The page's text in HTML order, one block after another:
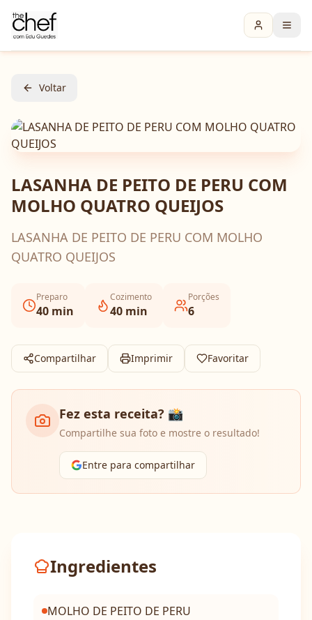
Voltar
LASANHA DE PEITO DE PERU COM
MOLHO QUATRO QUEIJOS
LASANHA DE PEITO DE PERU COM MOLHO
QUATRO QUEIJOS
Preparo
40 min
Cozimento
40 min
Porções
6
Compartilhar Imprimir Favoritar
Fez esta receita? 📸
Compartilhe sua foto e mostre o resultado!
Entre para compartilhar
Ingredientes
MOLHO DE PEITO DE PERU